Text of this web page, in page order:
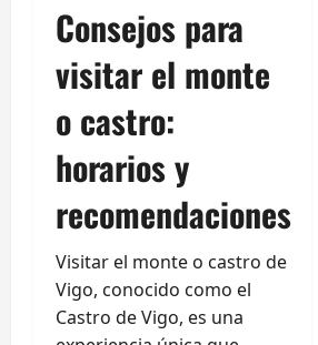
Consejos para
visitar el monte
o castro:
horarios y
recomendaciones
Visitar el monte o castro de
Vigo, conocido como el
Castro de Vigo, es una